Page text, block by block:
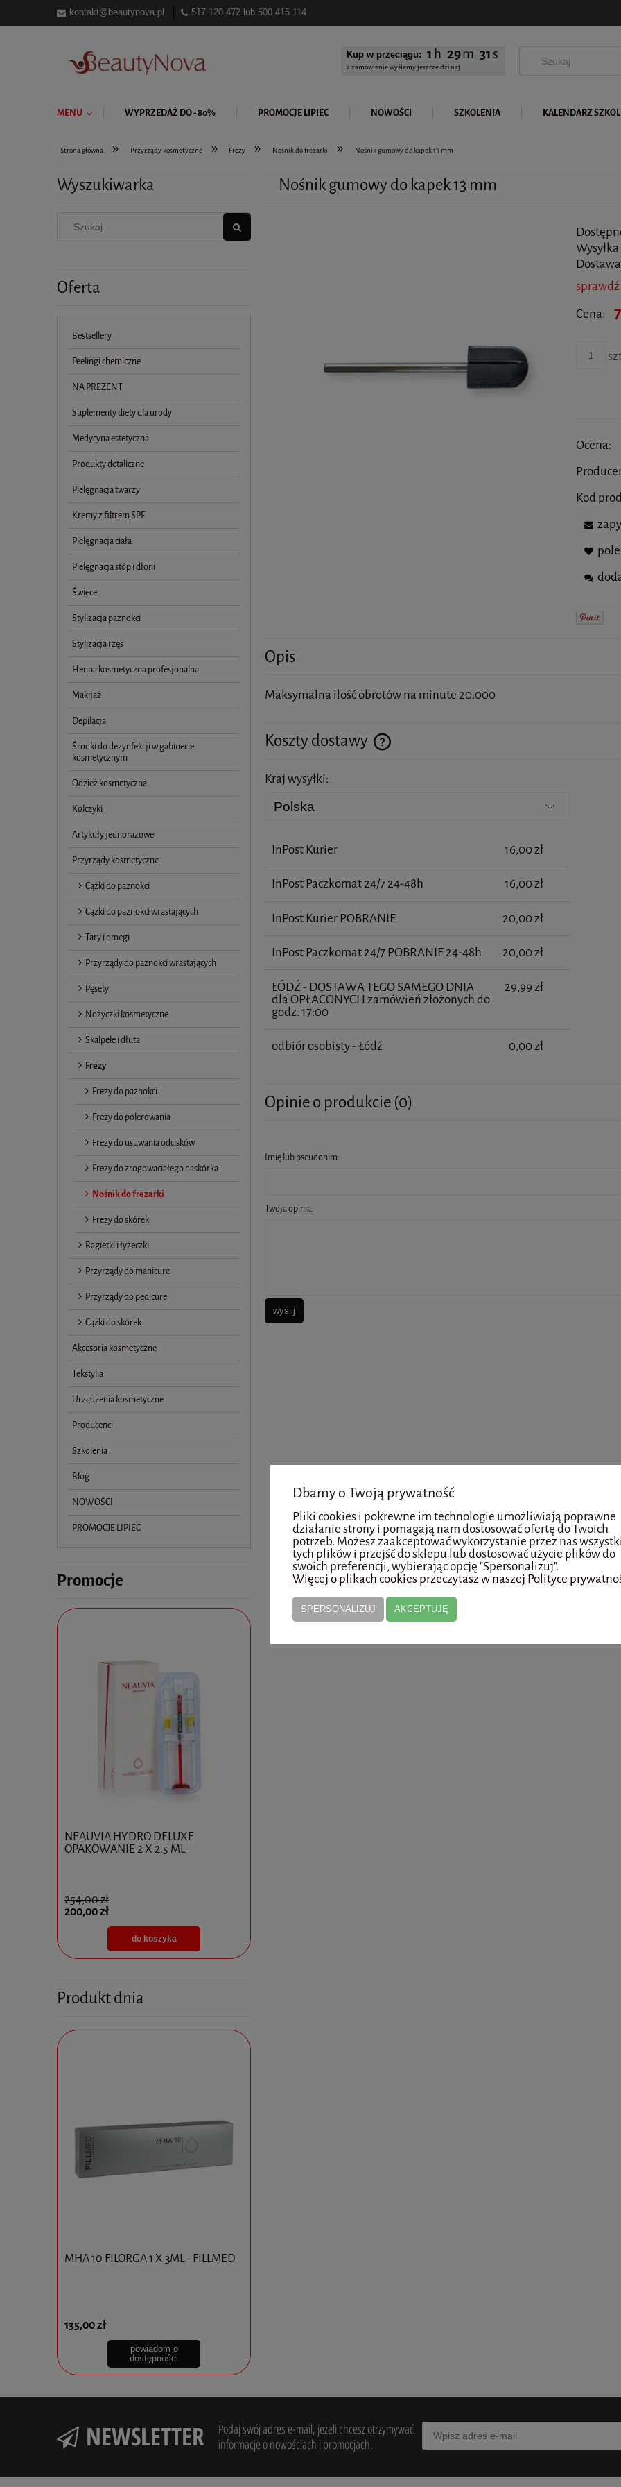
kontakt@beautynova.pl 517 120 472 lub 500 415 114
Kup w przeciągu: 1 29 29
a zamówienie wyślemy jeszcze dzisiaj
MENU WYPRZEDAŻ DO - 80% PROMOCJE LIPIEC NOWOŚCI SZKOLENIA KALENDARZ
Strona główna » Przyrządy kosmetyczne » Frezy » Nośnik do frezarki » Nośnik gumowy do kapek 13 mm
Wyszukiwarka
Oferta
Bestsellery
Peelingi chemiczne
NA PREZENT
Suplementy diety dla urody
Medycyna estetyczna
Produkty detaliczne
Pielęgnacja twarzy
Kremy z filtrem SPF
Pielęgnacja ciała
Pielęgnacja stóp i dłoni
Świece
Stylizacja paznokci
Stylizacja rzęs
Henna kosmetyczna profesjonalna
Makijaż
Depilacja
Środki do dezynfekcji w gabinecie
kosmetycznym
Odzież kosmetyczna
Kolczyki
Artykuły jednorazowe
Przyrządy kosmetyczne
Cążki do paznokci
Cążki do paznokci wrastających
Tary i omegi
Przyrządy do paznokci wrastających
Pęsety
Nożyczki kosmetyczne
Skalpele i dłuta
Frezy
Frezy do paznokci
Frezy do polerowania
Frezy do usuwania odcisków
Frezy do zrogowaciałego naskórka
Nośnik do frezarki
Frezy do skórek
Bagietki i łyżeczki
Przyrządy do manicure
Przyrządy do pedicure
Cążki do skórek
Akcesoria kosmetyczne
Tekstylia
Urządzenia kosmetyczne
Producenci
Szkolenia
Blog
NOWOŚCI
PROMOCJE LIPIEC
Promocje
NEAUVIA HYDRO DELUXE
OPAKOWANIE 2 X 2.5 ML
254,00 zł
200,00 zł
do koszyka
Produkt dnia
MHA 10 FILORGA 1 X 3ML - FILLMED
135,00 zł
powiadom o
dostępności
Nośnik gumowy do kapek 13 mm
Cena:
Ocena:
Kod
Opis
Maksymalna ilość obrotów na minute 20.000
Koszty dostawy
Kraj wysyłki:
InPost Kurier 16,00 zł
InPost Paczkomat 24/7 24-48h 16,00 zł
InPost Kurier POBRANIE 20,00 zł
InPost Paczkomat 24/7 POBRANIE 24-48h 20,00 zł
ŁÓDŹ - DOSTAWA TEGO SAMEGO DNIA
dla OPŁACONYCH zamówień złożonych do
godz. 17:00
29,99 zł
odbiór osobisty - Łódź 0,00 zł
Opinie o produkcie (0)
Imię lub pseudonim:
Twoja opinia:
wyślij
NEWSLETTER
Podaj swój adres e-mail, jeżeli chcesz otrzymywać
informacje o nowościach i promocjach.
Dbamy o Twoją prywatność
Pliki cookies i pokrewne im technologie umożliwiają poprawne
działanie strony i pomagają nam dostosować ofertę do Twoich
potrzeb. Możesz zaakceptować wykorzystanie przez nas
tych plików i przejść do sklepu lub dostosować użycie plików do
swoich preferencji, wybierając opcję "Spersonalizuj".
Więcej o plikach cookies przeczytasz w naszej Polityce
SPERSONALIZUJ AKCEPTUJĘ